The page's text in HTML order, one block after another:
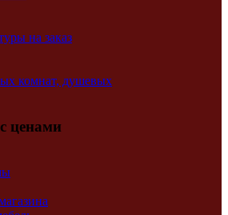
на заказ
комнат, душевых
ценами